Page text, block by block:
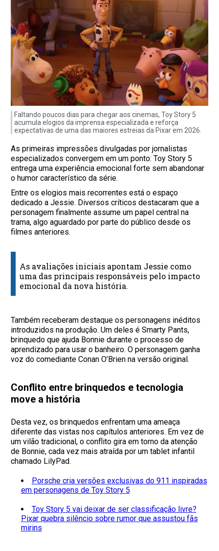
Faltando poucos dias para chegar aos cinemas, Toy Story 5
acumula elogios da imprensa especializada e reforça
expectativas de uma das maiores estreias da Pixar em 2026.
As primeiras impressões divulgadas por jornalistas
especializados convergem em um ponto: Toy Story 5
entrega uma experiência emocional forte sem abandonar
o humor característico da série.
Entre os elogios mais recorrentes está o espaço
dedicado a Jessie. Diversos críticos destacaram que a
personagem finalmente assume um papel central na
trama, algo aguardado por parte do público desde os
filmes anteriores.
As avaliações iniciais apontam Jessie como
uma das principais responsáveis pelo impacto
emocional da nova história.
Também receberam destaque os personagens inéditos
introduzidos na produção. Um deles é Smarty Pants,
brinquedo que ajuda Bonnie durante o processo de
aprendizado para usar o banheiro. O personagem ganha
voz do comediante Conan O’Brien na versão original.
Conflito entre brinquedos e tecnologia
move a história
Desta vez, os brinquedos enfrentam uma ameaça
diferente das vistas nos capítulos anteriores. Em vez de
um vilão tradicional, o conflito gira em torno da atenção
de Bonnie, cada vez mais atraída por um tablet infantil
chamado LilyPad.
Porsche cria versões exclusivas do 911 inspiradas
em personagens de Toy Story 5
Toy Story 5 vai deixar de ser classificação livre?
Pixar quebra silêncio sobre rumor que assustou fãs
mirins